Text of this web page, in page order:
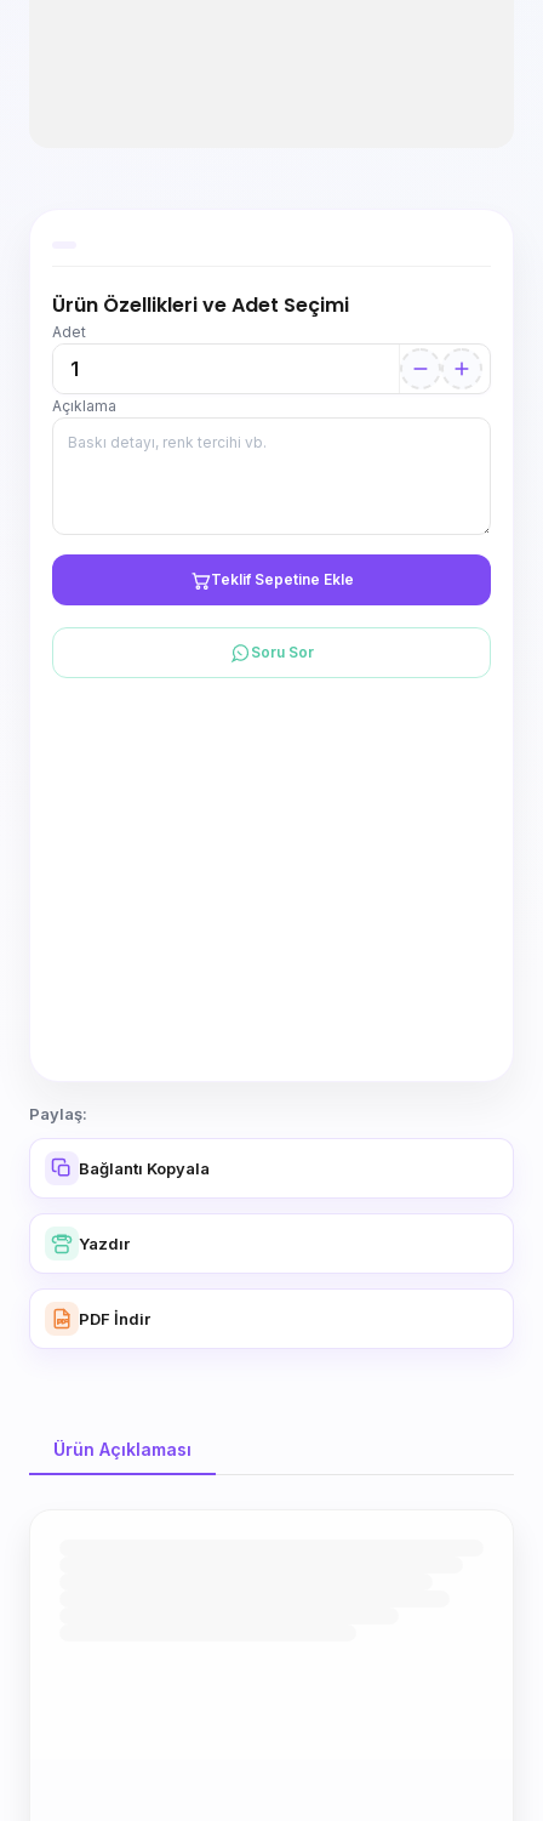
Ürün Özellikleri ve Adet Seçimi
Adet
Açıklama
Teklif Sepetine Ekle
Soru Sor
Paylaş:
Bağlantı Kopyala
Yazdır
PDF İndir
Ürün Açıklaması